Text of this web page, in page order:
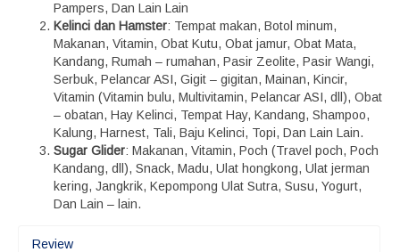
Pampers, Dan Lain Lain
Kelinci dan Hamster: Tempat makan, Botol minum,
Makanan, Vitamin, Obat Kutu, Obat jamur, Obat Mata,
Kandang, Rumah – rumahan, Pasir Zeolite, Pasir Wangi,
Serbuk, Pelancar ASI, Gigit – gigitan, Mainan, Kincir,
Vitamin (Vitamin bulu, Multivitamin, Pelancar ASI, dll), Obat
– obatan, Hay Kelinci, Tempat Hay, Kandang, Shampoo,
Kalung, Harnest, Tali, Baju Kelinci, Topi, Dan Lain Lain.
Sugar Glider: Makanan, Vitamin, Poch (Travel poch, Poch
Kandang, dll), Snack, Madu, Ulat hongkong, Ulat jerman
kering, Jangkrik, Kepompong Ulat Sutra, Susu, Yogurt,
Dan Lain – lain.
Review